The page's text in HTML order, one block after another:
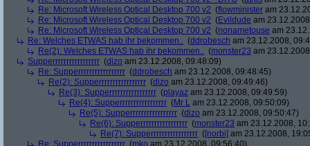
Re: Microsoft Wireless Optical Desktop 700 v2 (flowminister am
Re: Microsoft Wireless Optical Desktop 700 v2 (Evildude am
Re: Microsoft Wireless Optical Desktop 700 v2 (nonametouse am
Re: Welches ETWAS hab ihr bekommen.. (ddrobesch am 23.12.2008,
Re(2): Welches ETWAS hab ihr bekommen.. (monster23 am
Supperrrrrrrrrrrrrrrrr (dizo am 23.12.2008, 09:48:09)
Re: Supperrrrrrrrrrrrrrrrr (ddrobesch am 23.12.2008, 09:48:45)
Re(2): Supperrrrrrrrrrrrrrrrr (dizo am 23.12.2008, 09:49:46)
Re(3): Supperrrrrrrrrrrrrrrrr (playaz am 23.12.2008, 09:49:59)
Re(4): Supperrrrrrrrrrrrrrrrr (Mr L am 23.12.2008, 09:50:09)
Re(5): Supperrrrrrrrrrrrrrrrr (dizo am 23.12.2008, 09:50:47)
Re(6): Supperrrrrrrrrrrrrrrrr (monster23 am 23.12.2008,
Re(7): Supperrrrrrrrrrrrrrrrr ([norbi] am 23.12.2008,
Re: Supperrrrrrrrrrrrrrrrr (mko am 23.12.2008, 09:56:40)